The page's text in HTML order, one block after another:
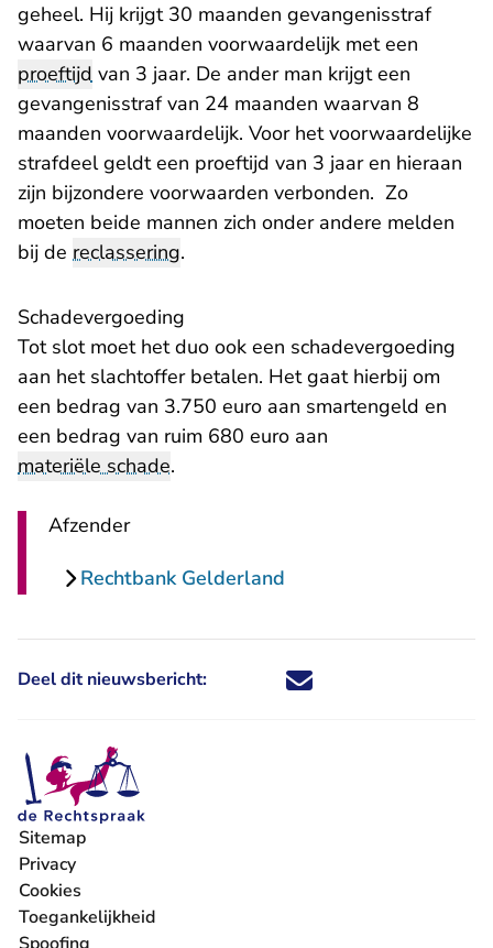
geheel. Hij krijgt 30 maanden gevangenisstraf
waarvan 6 maanden voorwaardelijk met een
proeftijd van 3 jaar. De ander man krijgt een
gevangenisstraf van 24 maanden waarvan 8
maanden voorwaardelijk. Voor het voorwaardelijke
strafdeel geldt een proeftijd van 3 jaar en hieraan
zijn bijzondere voorwaarden verbonden. Zo
moeten beide mannen zich onder andere melden
bij de reclassering.
Schadevergoeding
Tot slot moet het duo ook een schadevergoeding
aan het slachtoffer betalen. Het gaat hierbij om
een bedrag van 3.750 euro aan smartengeld en
een bedrag van ruim 680 euro aan
materiële schade.
Afzender
Rechtbank Gelderland
Deel dit nieuwsbericht: Deel dit nieuwsbericht via X -
Deel dit nieuwsbericht via
Deel dit nieuwsbericht
Deel dit
Sitemap
Privacy
Cookies
Toegankelijkheid